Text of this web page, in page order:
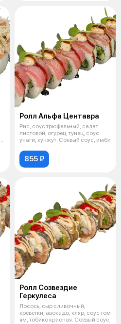
Ролл Альфа Центавра
Рис, соус трюфельный, салат
листовой, огурец, тунец, соус
унаги, кунжут. Соевый соус, имби
855 ₽
Ролл Созвездие
Геркулеса
Лосось, сыр сливочный,
креветки, авокадо, кляр, соус том
ям, тобико красная. Соевый соус,